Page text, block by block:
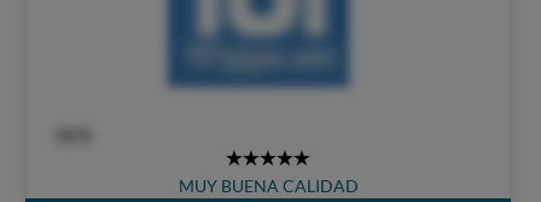
5
Stars
MUY BUENA CALIDAD